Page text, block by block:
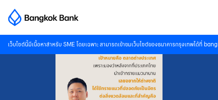
เว็บไซต์นี้มีเนื้อหาสำหรับ SME โดยเฉพาะ สามารถเข้าชมเว็บไซต์ของธนาคารกรุงเทพได้ที่